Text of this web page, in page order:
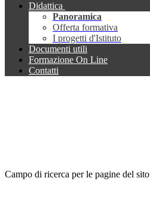
Didattica
Panoramica
Offerta formativa
I progetti d'Istituto
Documenti utili
Formazione On Line
Contatti
Campo di ricerca per le pagine del sito